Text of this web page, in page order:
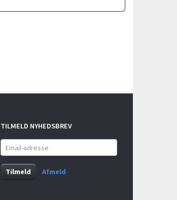
TILMELD NYHEDSBREV
Email-
adresse
Tilmeld
Afmeld